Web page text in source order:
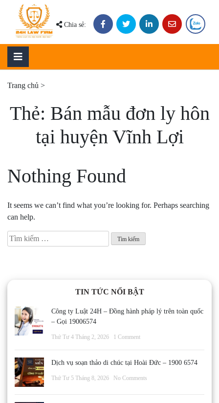
content
Chia sẻ:
Trang chủ >
Thẻ: Bán mẫu đơn ly hôn
tại huyện Vĩnh Lợi
Nothing Found
It seems we can’t find what you’re looking for. Perhaps searching
can help.
Tìm
kiếm
TIN TỨC NỔI BẬT
Công ty Luật 24H – Đồng hành pháp lý trên toàn quốc
– Gọi 19006574
Thứ Tư 4 Tháng 2, 2026 1 Comment
Dịch vụ soạn thảo di chúc tại Hoài Đức – 1900 6574
Thứ Tư 5 Tháng 8, 2026 No Comments